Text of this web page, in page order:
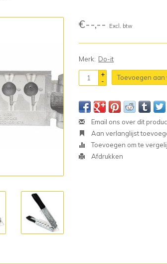
€--,-- Excl. btw
Merk: Do-it
+
-
Toevoegen
Email ons over dit
Aan verlanglijst
Toevoegen om te
Afdrukken